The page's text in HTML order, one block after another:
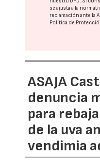
se ajusta a la
reclamación ante la
Política de
ASAJA
denuncia
para
de la uva
vendimia